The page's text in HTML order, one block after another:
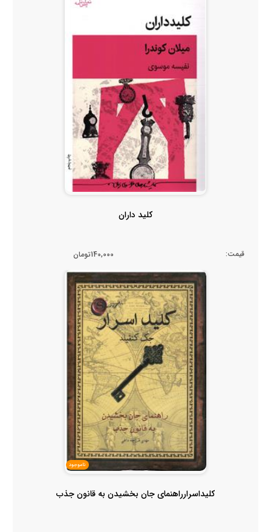
کلید داران
قیمت: 140,000تومان
ناموجود
کلیداسرارراهنمای جان بخشیدن به قانون جذب